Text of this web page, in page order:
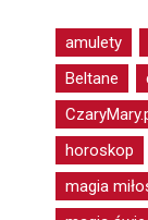
amulety
Beltane
horoskop
magia